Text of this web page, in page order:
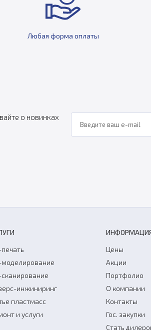
Любая форма оплаты
о новинках
моделирование
сканирование
инжиниринг
пластмасс
и услуги
Цены
Акции
Портфолио
О компании
Контакты
Гос. закупки
Стать